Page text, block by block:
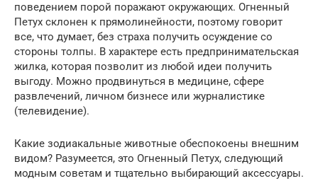
поведением порой поражают окружающих. Огненный
Петух склонен к прямолинейности, поэтому говорит
все, что думает, без страха получить осуждение со
стороны толпы. В характере есть предпринимательская
жилка, которая позволит из любой идеи получить
выгоду. Можно продвинуться в медицине, сфере
развлечений, личном бизнесе или журналистике
(телевидение).
Какие зодиакальные животные обеспокоены внешним
видом? Разумеется, это Огненный Петух, следующий
модным советам и тщательно выбирающий аксессуары.